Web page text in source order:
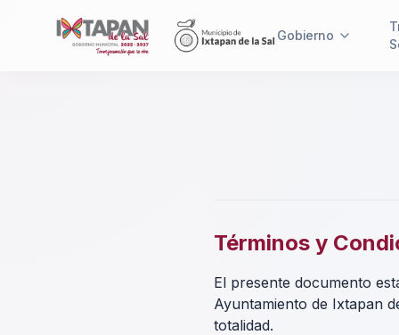
Gobierno
Términos y
El presente documento
Ayuntamiento de Ixtapan
totalidad.